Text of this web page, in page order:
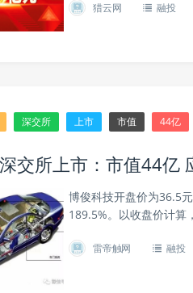
猎云网 融投
深交所 上市 市值 44亿
交所上市：市值44亿
博俊科技开盘价为36.5
189.5%。以收盘价计算
雷帝触网 融投